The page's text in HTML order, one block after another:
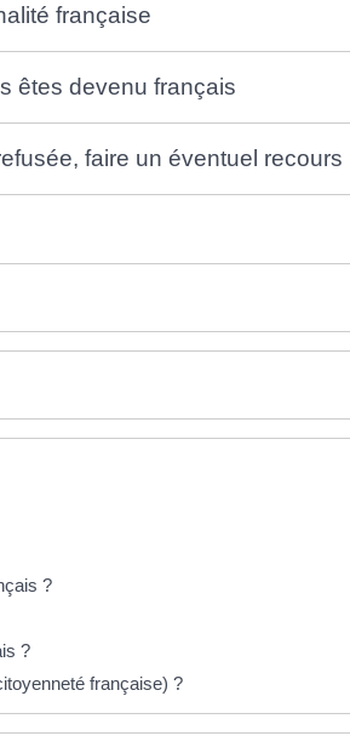
française
êtes devenu français
faire un éventuel recours
?
?
française) ?